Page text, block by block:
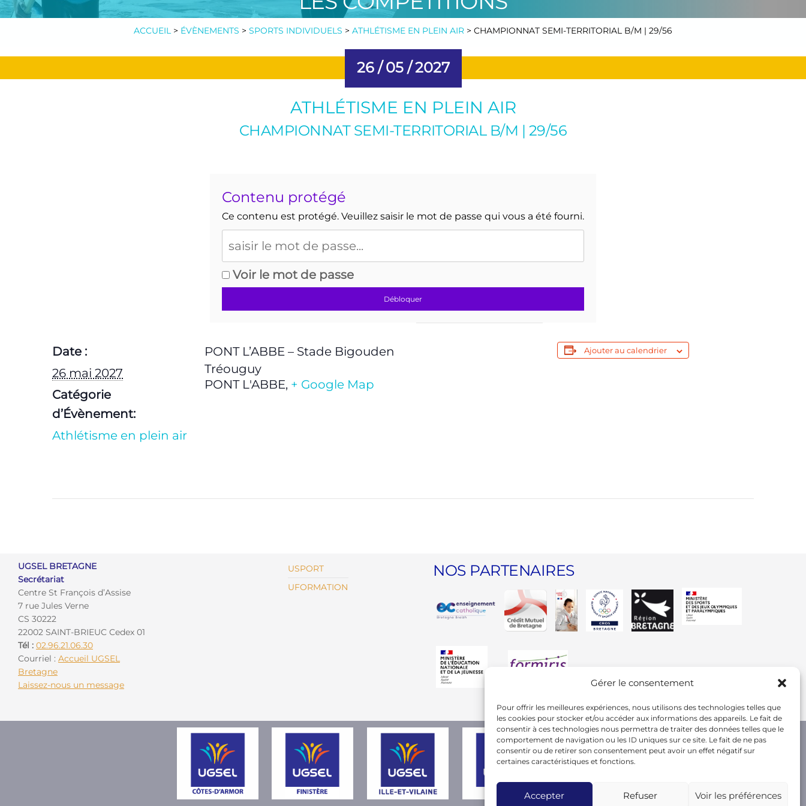
Gérer le consentement
Pour offrir les meilleures expériences, nous utilisons des technologies telles que
les cookies pour stocker et/ou accéder aux informations des appareils. Le fait de
consentir à ces technologies nous permettra de traiter des données telles que le
comportement de navigation ou les ID uniques sur ce site. Le fait de ne pas
consentir ou de retirer son consentement peut avoir un effet négatif sur
certaines caractéristiques et fonctions.
Accepter Refuser Voir les préférences
ACCUEIL> ÉVÈNEMENTS > SPORTS INDIVIDUELS > ATHLÉTISME EN PLEIN AIR > CHAMPIONNAT SEMI-TERRITORIAL B/M | 29/56
26 / 05 /2027
ATHLÉTISME EN PLEIN AIR
CHAMPIONNAT SEMI-TERRITORIAL B/M | 29/56
Contenu protégé
Ce contenu est protégé. Veuillez saisir le mot de passe qui vous a été fourni.
Voir le mot de passe
Débloquer
Ajouter au calendrier
Date :
26 mai 2027
Catégorie
d’Évènement:
Athlétisme en plein air
PONT L’ABBE – Stade Bigouden
Tréouguy
PONT L'ABBE, + Google Map
UGSEL BRETAGNE
Secrétariat
Centre St François d’Assise
7 rue Jules Verne
CS 30222
22002 SAINT-BRIEUC Cedex 01
Tél : 02.96.21.06.30
Courriel : Accueil UGSEL
Bretagne
Laissez-nous un message
USPORT
UFORMATION
NOS PARTENAIRES